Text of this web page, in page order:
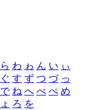
ら わ ゎ ん い ぃ
ぐ す ず つ づ っ
で ね へ べ ぺ め
ょ ろ を